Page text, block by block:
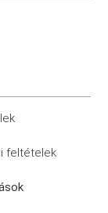
feltételek